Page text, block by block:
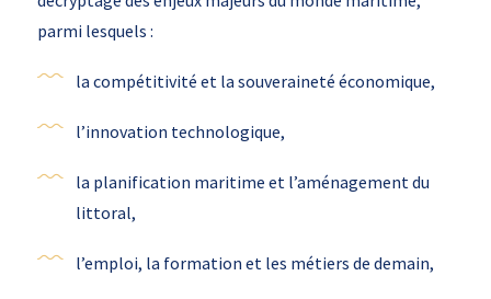
parmi lesquels :
la compétitivité et la souveraineté économique,
l’innovation technologique,
la planification maritime et l’aménagement du
littoral,
l’emploi, la formation et les métiers de demain,